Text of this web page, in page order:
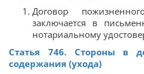
Договор
заключается в
нотариальному
Статья 746. Стороны в
содержания (ухода)